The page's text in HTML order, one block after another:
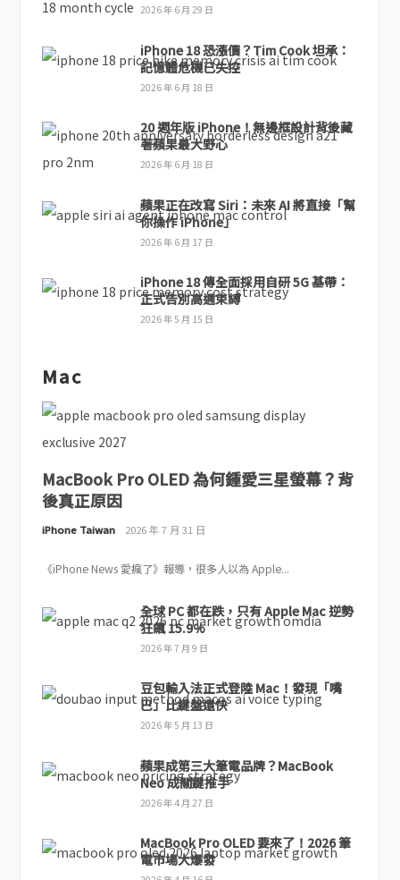
2026 年 6 月 29 日
iPhone 18 恐漲價？Tim Cook 坦承：
記憶體危機已失控
2026 年 6 月 18 日
20 週年版 iPhone！無邊框設計背後藏
著蘋果最大野心
2026 年 6 月 18 日
蘋果正在改寫 Siri：未來 AI 將直接「幫
你操作 iPhone」
2026 年 6 月 17 日
iPhone 18 傳全面採用自研 5G 基帶：
正式告別高通束縛
2026 年 5 月 15 日
Mac
MacBook Pro OLED 為何鍾愛三星螢幕？背
後真正原因
iPhone Taiwan 2026 年 7 月 31 日
《iPhone News 愛瘋了》報導，很多人以為 Apple...
全球 PC 都在跌，只有 Apple Mac 逆勢
狂飆 15.9%
2026 年 7 月 9 日
豆包輸入法正式登陸 Mac！發現「嘴
巴」比鍵盤還快
2026 年 5 月 13 日
蘋果成第三大筆電品牌？MacBook
Neo 成關鍵推手
2026 年 4 月 27 日
MacBook Pro OLED 要來了！2026 筆
電市場大爆發